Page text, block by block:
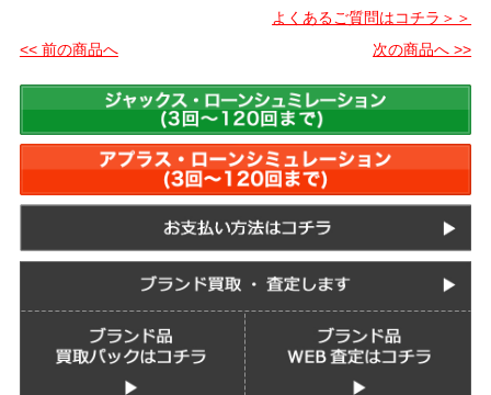
よくあるご質問はコチラ＞＞
<< 前の商品へ
次の商品へ >>